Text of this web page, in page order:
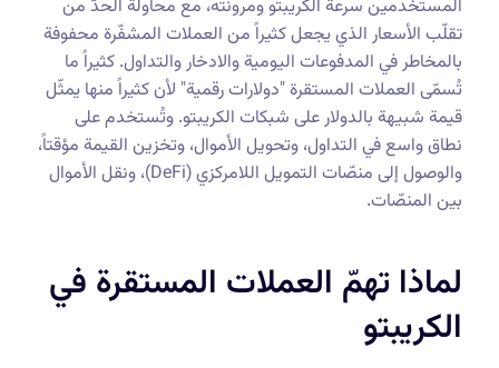
المستخدمين سرعة الكريبتو ومرونته، مع محاولة الحدّ من
تقلّب الأسعار الذي يجعل كثيراً من العملات المشفّرة محفوفة
بالمخاطر في المدفوعات اليومية والادخار والتداول. كثيراً ما
تُسمّى العملات المستقرة "دولارات رقمية" لأن كثيراً منها يمثّل
قيمة شبيهة بالدولار على شبكات الكريبتو. وتُستخدم على
نطاق واسع في التداول، وتحويل الأموال، وتخزين القيمة مؤقتاً،
والوصول إلى منصّات التمويل اللامركزي (DeFi)، ونقل الأموال
بين المنصّات.
لماذا تهمّ العملات المستقرة في
الكريبتو